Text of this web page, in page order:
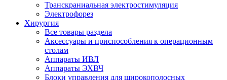
Транскраниальная электростимуляция
Электрофорез
Хирургия
Все товары раздела
Аксессуары и приспособления к операционным
столам
Аппараты ИВЛ
Аппараты ЭХВЧ
Блоки управления для широкополосных